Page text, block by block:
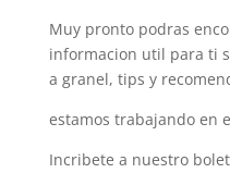
Muy pronto podras
informacion util para ti
a granel, tips y
estamos trabajando en
Incribete a nuestro